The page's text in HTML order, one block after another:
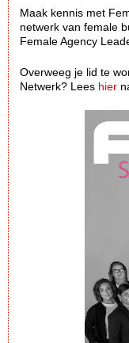
Maak kennis met
netwerk van female
Female Agency
Overweeg je lid te
Netwerk? Lees hier